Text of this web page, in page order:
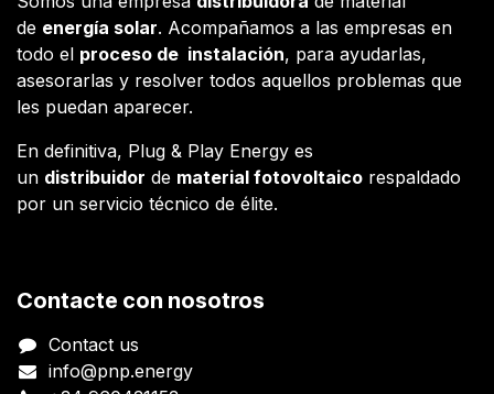
de energía solar. Acompañamos a las empresas en
todo el proceso de instalación, para ayudarlas,
asesorarlas y resolver todos aquellos problemas que
les puedan aparecer.
En definitiva, Plug & Play Energy es
un distribuidor de material fotovoltaico respaldado
por un servicio técnico de élite.
Contacte con nosotros
Contact us
info@pnp.energy